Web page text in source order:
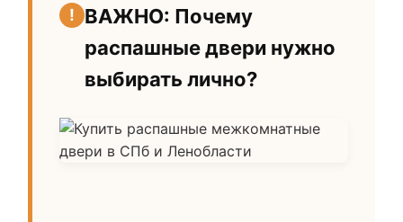
ВАЖНО: Почему
распашные двери нужно
выбирать лично?